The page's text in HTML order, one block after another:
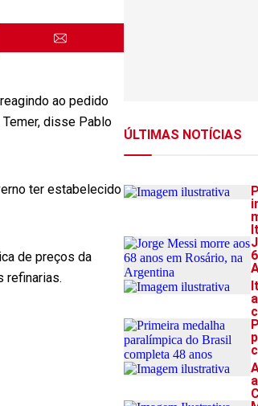
ao pedido
disse Pablo
ter estabelecido
de preços da
refinarias.